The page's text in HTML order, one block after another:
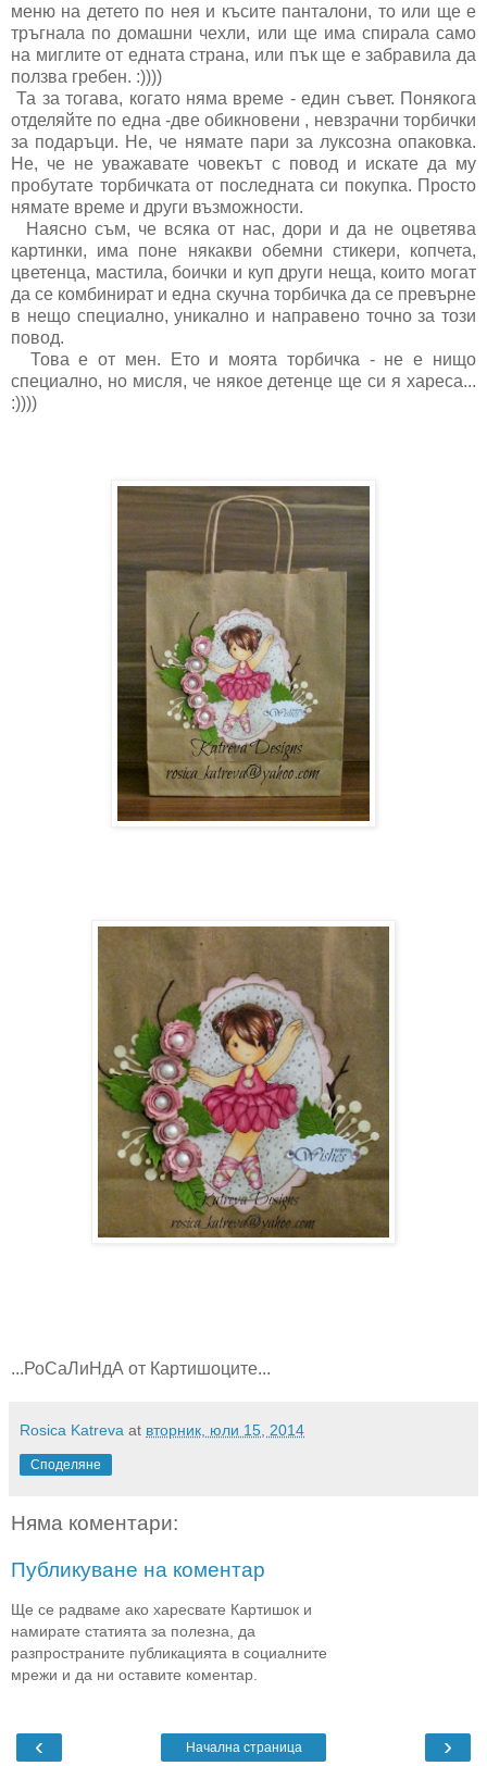
меню на детето по нея и късите панталони, то или ще е
тръгнала по домашни чехли, или ще има спирала само
на миглите от едната страна, или пък ще е забравила да
ползва гребен. :))))
Та за тогава, когато няма време - един съвет. Понякога
отделяйте по една -две обикновени , невзрачни торбички
за подаръци. Не, че нямате пари за луксозна опаковка.
Не, че не уважавате човекът с повод и искате да му
пробутате торбичката от последната си покупка. Просто
нямате време и други възможности.
Наясно съм, че всяка от нас, дори и да не оцветява
картинки, има поне някакви обемни стикери, копчета,
цветенца, мастила, боички и куп други неща, които могат
да се комбинират и една скучна торбичка да се превърне
в нещо специално, уникално и направено точно за този
повод.
Това е от мен. Ето и моята торбичка - не е нищо
специално, но мисля, че някое детенце ще си я хареса...
:))))
...РоСаЛиНдА от Картишоците...
Rosica Katreva at вторник, юли 15, 2014
Споделяне
Няма коментари:
Публикуване на коментар
Ще се радваме ако харесвате Картишок и
намирате статията за полезна, да
разпространите публикацията в социалните
мрежи и да ни оставите коментар.
‹ ›
Начална страница